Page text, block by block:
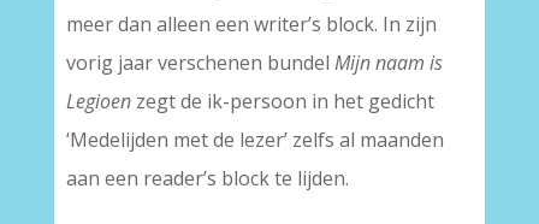
meer dan alleen een writer’s block. In zijn
vorig jaar verschenen bundel Mijn naam is
Legioenzegt de ik-persoon in het gedicht
‘Medelijden met de lezer’ zelfs al maanden
aan een reader’s block te lijden.